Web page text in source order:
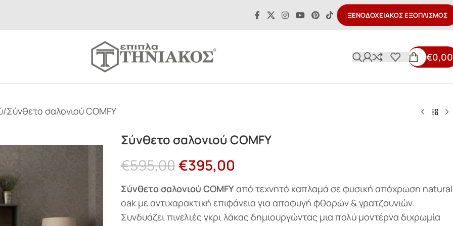
ΞΕΝΟΔΟΧΕΙΑΚΌΣ ΕΞΟΠΛΙΣΜΌΣ
€0,00
Σύνθετο σαλονιού COMFY
Σύνθετο σαλονιού COMFY
€595,00€395,00
Σύνθετο σαλονιού COMFYαπό τεχνητό καπλαμά σε φυσική απόχρωση natural
oak με αντιχαρακτική επιφάνεια για αποφυγή φθορών & γρατζουνιών.
Συνδυάζει πινελιές γκρι λάκας δημιουργώντας μια πολύ μοντέρνα διχρωμία